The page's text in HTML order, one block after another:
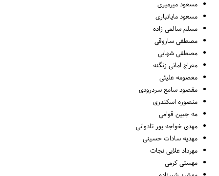
مسعود میرمیری
مسعود مایانباری
مسلم سالمی زاده
مصطفی ساروقی
مصطفی شهابی
معراج امانی زنگنه
معصومه علیئی
مقصود سامع سردرودی
منصوره اسکندری
مه جبین قوامی
مهدی خواجه پور تادوانی
مهدیه سادات حسینی
مهرداد علایی نجات
مهستی کرمی